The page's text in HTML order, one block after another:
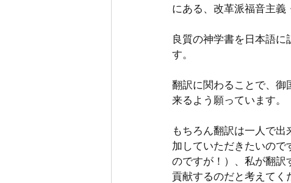
にある、改革派福音主義
良質の神学書を日本語に
す。
翻訳に関わることで、御
来るよう願っています。
もちろん翻訳は一人で
加していただきたいので
のですが！）、私が翻訳
貢献するのだと考えてく